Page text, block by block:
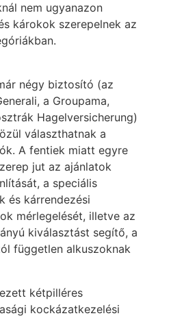
nem ugyanazon
károkok szerepelnek az
négy biztosító (az
a Groupama,
Hagelversicherung)
választhatnak a
A fentiek miatt egyre
jut az ajánlatok
a speciális
és kárrendezési
mérlegelését, illetve az
kiválasztást segítő, a
független alkuszoknak
kétpilléres
kockázatkezelési